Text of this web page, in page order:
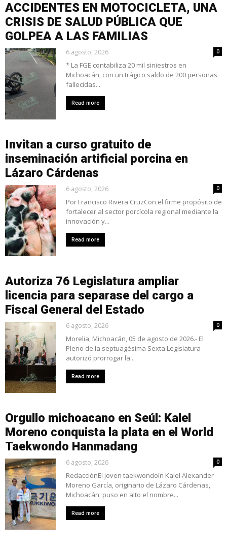
ACCIDENTES EN MOTOCICLETA, UNA
CRISIS DE SALUD PÚBLICA QUE
GOLPEA A LAS FAMILIAS
6 agosto, 2026 0
* La FGE contabiliza 20 mil siniestros en
Michoacán, con un trágico saldo de 200 personas
fallecidas...
Read more
Invitan a curso gratuito de
inseminación artificial porcina en
Lázaro Cárdenas
6 agosto, 2026 0
Por Francisco Rivera CruzCon el firme propósito de
fortalecer al sector porcícola regional mediante la
innovación y...
Read more
Autoriza 76 Legislatura ampliar
licencia para separase del cargo a
Fiscal General del Estado
6 agosto, 2026 0
Morelia, Michoacán, 05 de agosto de 2026.- El
Pleno de la septuagésima Sexta Legislatura
autorizó prorrogar la...
Read more
Orgullo michoacano en Seúl: Kalel
Moreno conquista la plata en el World
Taekwondo Hanmadang
6 agosto, 2026 0
RedacciónEl joven taekwondoín Kalel Alexander
Moreno García, originario de Lázaro Cárdenas,
Michoacán, puso en alto el nombre...
Read more